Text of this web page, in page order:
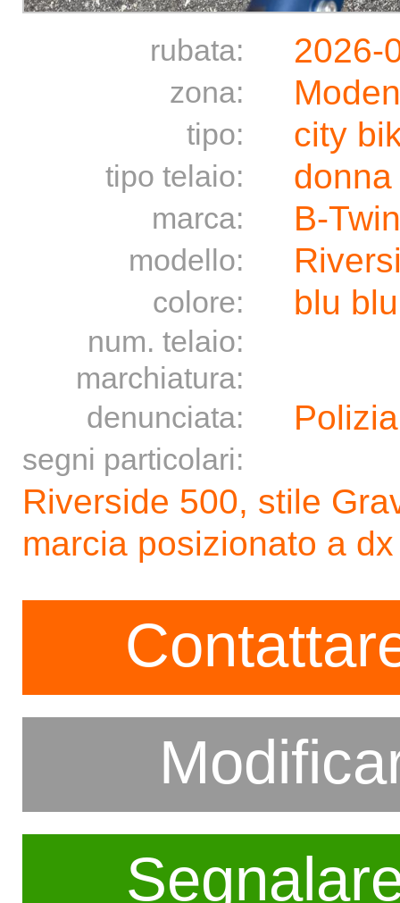
rubata: 2026-
zona:
tipo: city
tipo telaio: donna
marca: B-
modello:
colore: blu blu
num. telaio:
marchiatura:
denunciata:
segni particolari:
Riverside 500, stile
marcia posizionato a